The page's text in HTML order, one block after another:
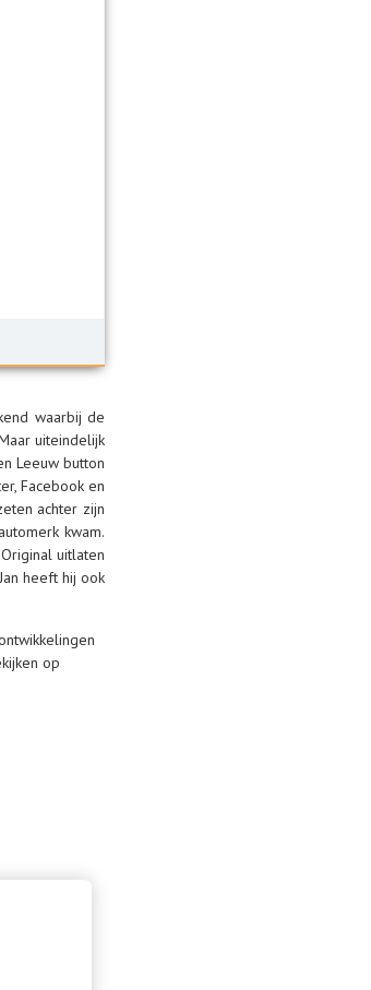
waarbij de
uiteindelijk
Leeuw button
Facebook en
achter zijn
kwam.
uitlaten
heeft hij ook
op